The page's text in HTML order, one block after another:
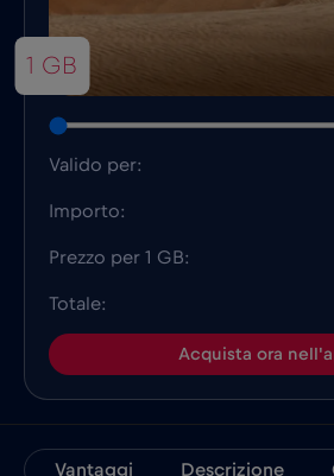
1 GB
Valido per:
Importo:
Prezzo per 1 GB:
Totale:
Acquista ora
Vantaggi Descrizione